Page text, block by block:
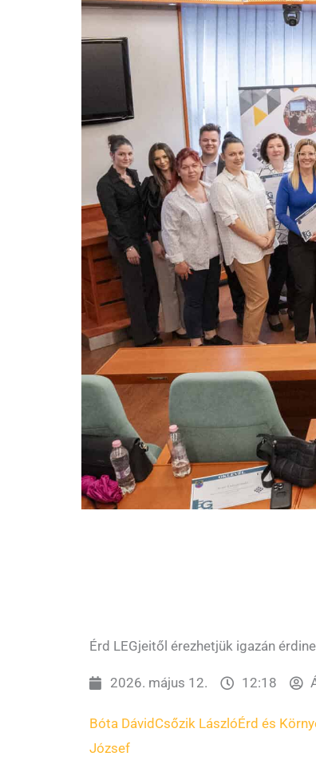
Érd LEGjeitől érezhetjük igazán
2026. május 12. 12:18
Bóta Dávid Csőzik LászlóÉrd és
József